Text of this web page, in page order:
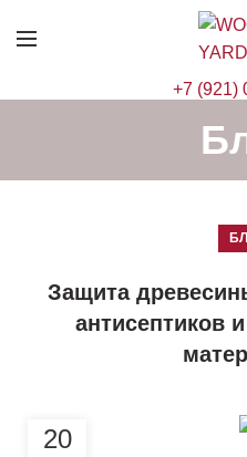
+7 (921)
Защита
антисептиков
20